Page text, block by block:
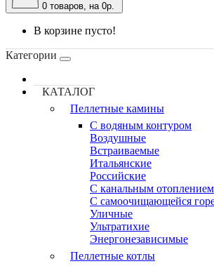
0 товаров, на 0р.
В корзине пусто!
Категории
КАТАЛОГ
Пеллетные камины
C водяным контуром
Воздушные
Встраиваемые
Итальянские
Российские
С канальным отоплением
С самоочищающейся
Уличные
Ультратихие
Энергонезависимые
Пеллетные котлы